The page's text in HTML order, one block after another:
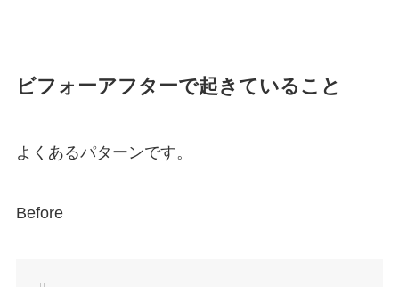
ビフォーアフターで起きていること
よくあるパターンです。
Before